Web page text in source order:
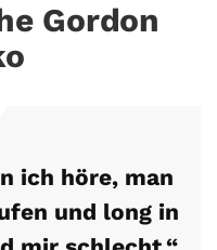
Gordon
ich höre, man
und long in